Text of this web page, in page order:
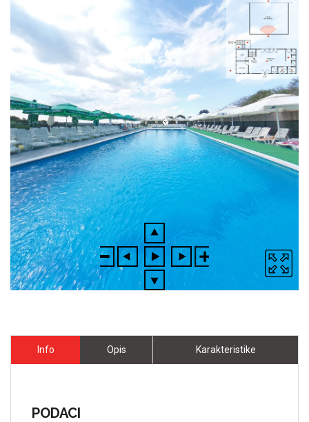
Info Opis Karakteristike
PODACI